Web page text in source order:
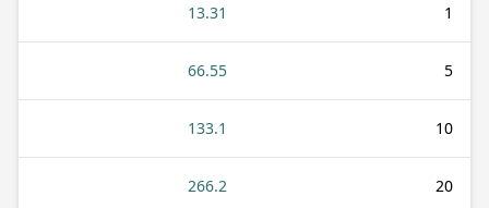
1
13.31
5
66.55
10
133.1
20
266.2